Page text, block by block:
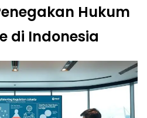
Hukum
di Indonesia